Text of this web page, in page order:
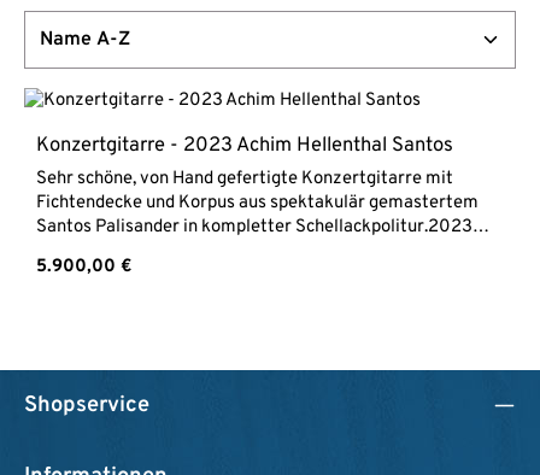
Konzertgitarre - 2023 Achim Hellenthal Santos
Sehr schöne, von Hand gefertigte Konzertgitarre mit
Fichtendecke und Korpus aus spektakulär gemastertem
Santos Palisander in kompletter Schellackpolitur.2023
FichtendeckeBoden & Zargen aus massivem Santos
Regulärer Preis:
5.900,00 €
Shopservice